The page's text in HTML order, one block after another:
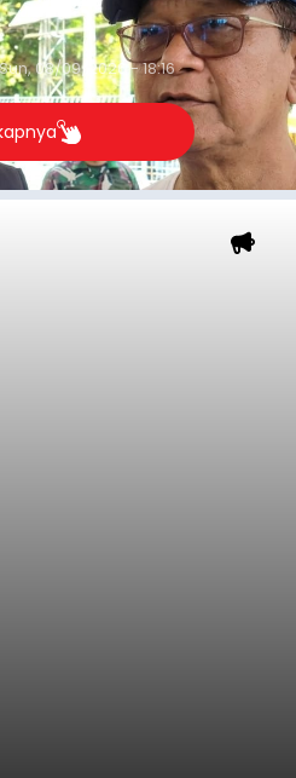
menjadi
Sun, 08/09/2026 - 18:16